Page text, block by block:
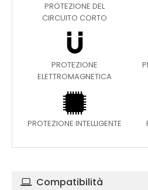
PROTEZIONE DEL
CIRCUITO CORTO
PROTEZIONE
ELETTROMAGNETICA
PROTEZIONE INTELLIGENTE
Compatibilità